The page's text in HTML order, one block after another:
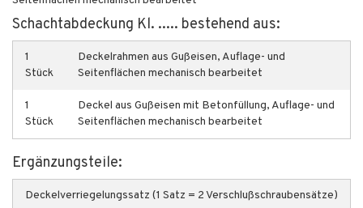
Schachtabdeckung Kl. ..... bestehend aus:
1
Stück
Deckelrahmen aus Gußeisen, Auflage- und
Seitenflächen mechanisch bearbeitet
1
Stück
Deckel aus Gußeisen mit Betonfüllung, Auflage- und
Seitenflächen mechanisch bearbeitet
Ergänzungsteile:
Deckelverriegelungssatz (1 Satz = 2 Verschlußschraubensätze)